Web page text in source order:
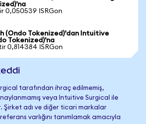
0,050539 ISRGon
(Ondo Tokenized)'dan Intuitive
Tokenized)'na
0,814384 ISRGon
tarafından ihraç edilmemiş,
veya Intuitive Surgical ile
Şirket adı ve diğer ticari markalar
varlığını tanımlamak amacıyla